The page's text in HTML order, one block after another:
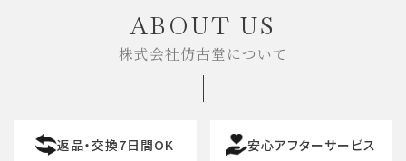
ABOUT US
株式会社仿古堂について
返品・交換7日間OK 安心アフターサービス